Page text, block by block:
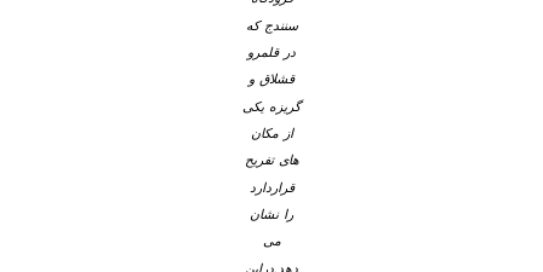
سنندج که
در قلمرو
قشلاق و
گریزه یکی
از مکان
های تفریح
قراردارد
را نشان
می
دهد.دراین